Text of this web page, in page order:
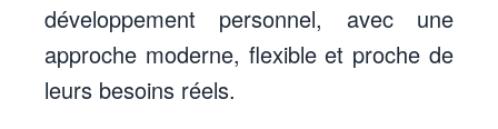
développement personnel, avec une
approche moderne, flexible et proche de
leurs besoins réels.